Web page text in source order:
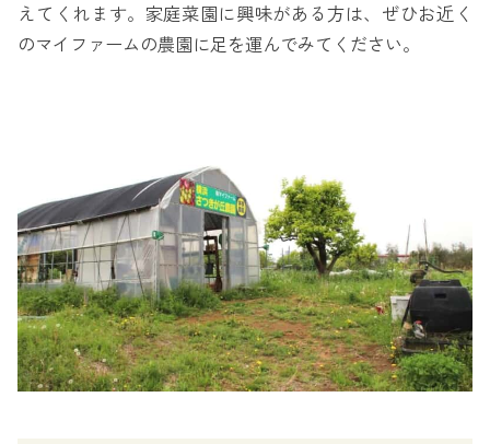
えてくれます。家庭菜園に興味がある方は、ぜひお近く
のマイファームの農園に足を運んでみてください。